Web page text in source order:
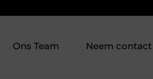
Ons Team Neem